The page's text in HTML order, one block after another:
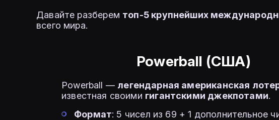
Давайте разберем топ-5 крупнейших
всего мира.
Powerball (США)
Powerball — легендарная американская
известная своими гигантскими джекпотами.
Формат: 5 чисел из 69 + 1 дополнительное